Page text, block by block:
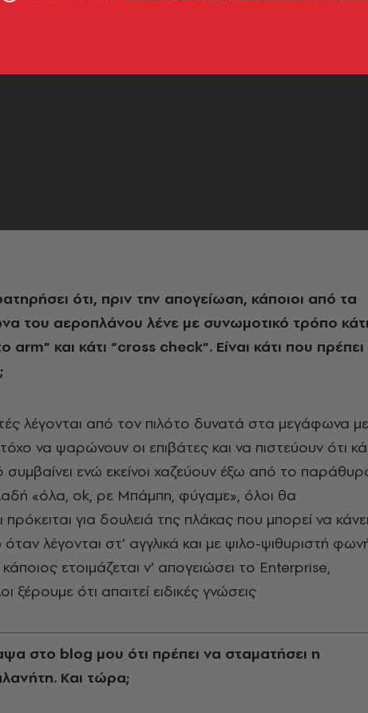
ότι, πριν την απογείωση, κάποιοι από τα
του αεροπλάνου λένε με συνωμοτικό τρόπο
arm” και κάτι “cross check”. Eίναι κάτι που πρέπει
λέγονται από τον πιλότο δυνατά στα μεγάφωνα με
να ψαρώνουν οι επιβάτες και να πιστεύουν ότι
συμβαίνει ενώ εκείνοι χαζεύουν έξω από το
«όλα, ok, ρε Mπάμπη, φύγαμε», όλοι θα
για δουλειά της πλάκας που μπορεί να
λέγονται στ’ αγγλικά και με ψιλο-ψιθυριστή
ετοιμάζεται ν’ απογειώσει το Enterprise,
ξέρουμε ότι απαιτεί ειδικές γνώσεις
στο blog μου ότι πρέπει να σταματήσει η
Kαι τώρα;